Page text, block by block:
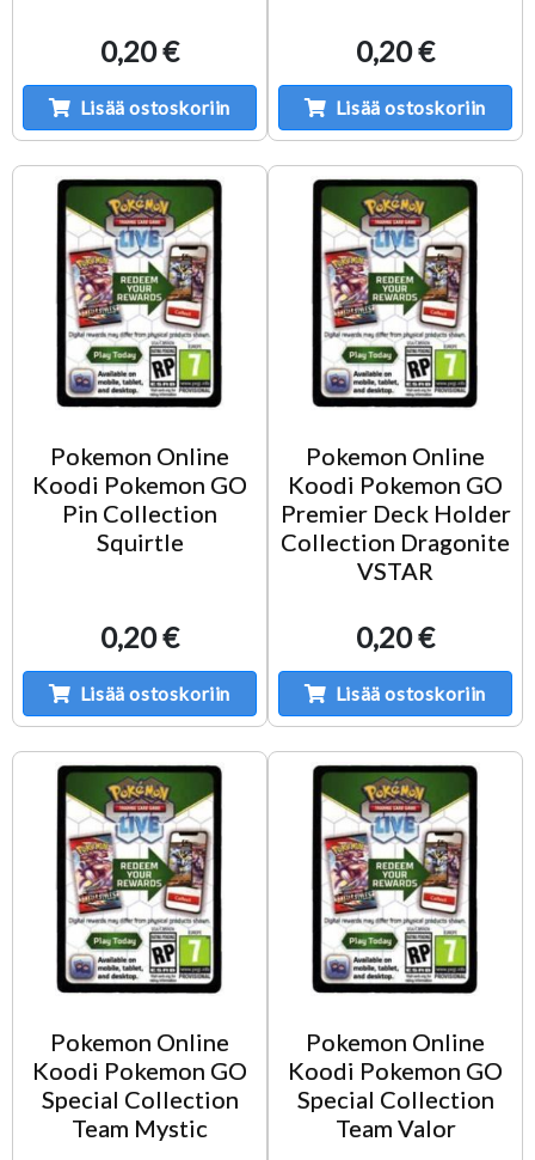
0,20 €
Lisää ostoskoriin
0,20 €
Lisää ostoskoriin
Pokemon Online
Koodi Pokemon GO
Pin Collection
Squirtle
0,20 €
Lisää ostoskoriin
Pokemon Online
Koodi Pokemon GO
Premier Deck Holder
Collection Dragonite
VSTAR
0,20 €
Lisää ostoskoriin
Pokemon Online
Koodi Pokemon GO
Special Collection
Team Mystic
Pokemon Online
Koodi Pokemon GO
Special Collection
Team Valor